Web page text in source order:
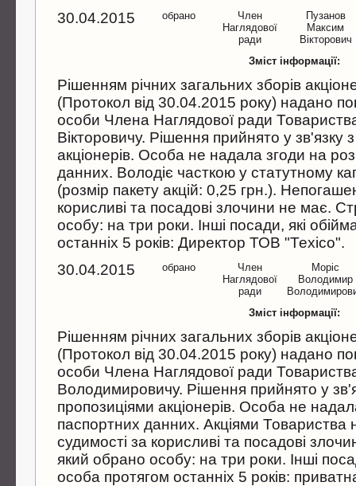
30.04.2015
обрано
Член
Наглядової
ради
Пузанов
Максим
Вiкторович
Зміст інформації:
Рiшенням рiчних загальних зборiв
(Протокол вiд 30.04.2015 року) надано
особи Члена Наглядової ради
Вiкторовичу. Рiшення прийнято у зв'язку
акцiонерiв. Особа не надала згоди на
данних. Володiє часткою у статутному
(розмiр пакету акцiй: 0,25 грн.).
корисливi та посадовi злочини не має.
особу: на три роки. Iншi посади, якi
останнiх 5 рокiв: Директор ТОВ "Техiсо".
30.04.2015
обрано
Член
Наглядової
ради
Морiс
Володимир
Зміст інформації:
Рiшенням рiчних загальних зборiв
(Протокол вiд 30.04.2015 року) надано
особи Члена Наглядової ради
Володимировичу. Рiшення прийнято у
пропозицiями акцiонерiв. Особа не
паспортних данних. Акцiями Товариства
судимостi за корисливi та посадовi
який обрано особу: на три роки. Iншi
особа протягом останнiх 5 рокiв: